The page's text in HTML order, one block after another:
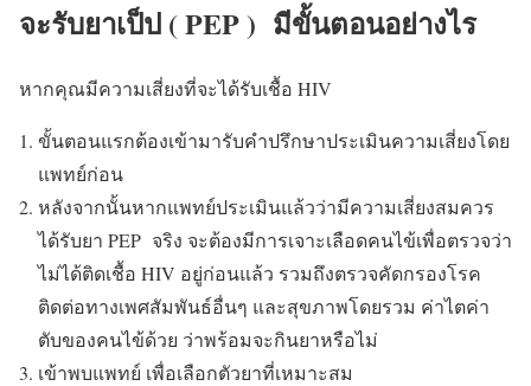
จะรับยาเป็ป ( PEP ) มีขั้นตอนอย่างไร
หากคุณมีความเสี่ยงที่จะได้รับเชื้อ HIV
ขั้นตอนแรกต้องเข้ามารับคำปรึกษาประเมินความเสี่ยงโดย
แพทย์ก่อน
หลังจากนั้นหากแพทย์ประเมินแล้วว่ามีความเสี่ยงสมควร
ได้รับยา PEP จริง จะต้องมีการเจาะเลือดคนไข้เพื่อตรวจว่า
ไม่ได้ติดเชื้อ HIV อยู่ก่อนแล้ว รวมถึงตรวจคัดกรองโรค
ติดต่อทางเพศสัมพันธ์อื่นๆ และสุขภาพโดยรวม ค่าไตค่า
ตับของคนไข้ด้วย ว่าพร้อมจะกินยาหรือไม่
เข้าพบแพทย์ เพื่อเลือกตัวยาที่เหมาะสม